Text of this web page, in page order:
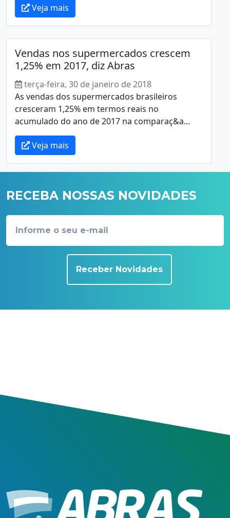
Veja mais
Vendas nos supermercados crescem
1,25% em 2017, diz Abras
terça-feira, 30 de janeiro de 2018
As vendas dos supermercados brasileiros
cresceram 1,25% em termos reais no
acumulado do ano de 2017 na comparaç&a...
Veja mais
RECEBA NOSSAS NOVIDADES
Receber Novidades